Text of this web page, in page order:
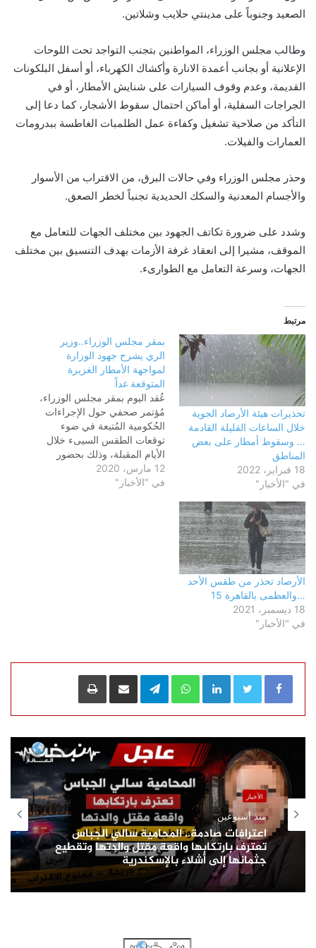
الصعيد وجنوباً على مدينتي حلايب وشلاتين.
وطالب مجلس الوزراء، المواطنين بتجنب التواجد تحت اللوحات
الإعلانية أو بجانب أعمدة الانارة وأكشاك الكهرباء، أو أسفل البلكونات
القديمة، وعدم وقوف السيارات على شنايش الأمطار، أو في
الجراجات السفلية، أو أماكن احتمال سقوط الأشجار، كما دعا إلى
التأكد من صلاحية تشغيل وكفاءة عمل الطلمبات الغاطسة ببدرومات
العمارات والفيلات.
وحذر مجلس الوزراء وفي حالات البرق، من الاقتراب من الأسوار
والأجسام المعدنية والسكك الحديدية تجنباً لخطر الصعق.
وشدد على ضرورة تكاتف الجهود بين مختلف الجهات للتعامل مع
الموقف، مشيرا إلى انعقاد غرفة الأزمات بهدف التنسيق بين مختلف
الجهات، وسرعة التعامل مع الطوارىء.
مرتبط
تحذيرات هيئة الأرصاد الجوية
خلال الساعات القليلة القادمة
… وسقوط أمطار على بعض
المناطق
18 فبراير، 2022
في "الأخبار"
بمقر مجلس الوزراء..وزير
الري يشرح جهود الوزارة
لمواجهة الأمطار الغزيرة
المتوقعة غداً
عُقد اليوم بمقر مجلس الوزراء،
مُؤتمر صحفي حول الإجراءات
الحُكومية المُتبعة في ضوء
توقعات الطقس السيىء خلال
الأيام المقبلة، وذلك بحضور
الدكتور محمد عبد العاطي،
وزير الموارد المائية والري،
12 مارس، 2020
في "الأخبار"
الأرصاد تحذر من طقس الأحد
…والعظمى بالقاهرة 15
18 ديسمبر، 2021
في "الأخبار"
LinkedIn
WhatsApp
Telegramمشاركة عبر البريد طباعة
الأخبار
منذ أسبوعين
اعترافات صادمة.. المحامية سالي الجباس
تعترف بارتكابها واقعة مقتل والدتها وتقطيع
جثمانها إلى أشلاء بالإسكندرية